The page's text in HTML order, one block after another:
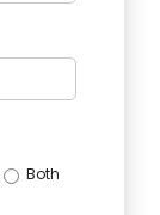
Both